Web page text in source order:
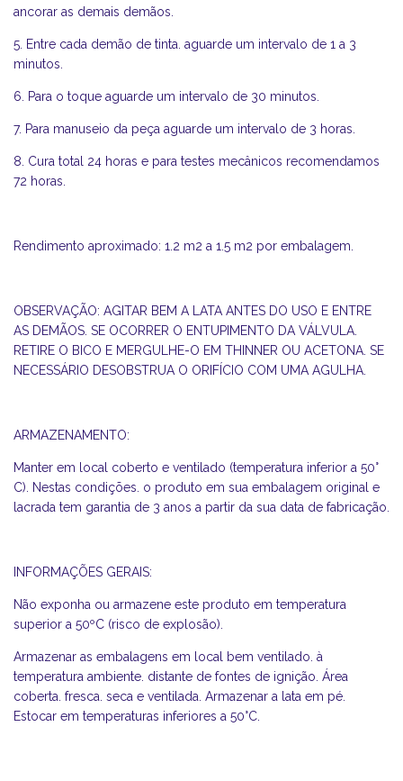
ancorar as demais demãos.
5. Entre cada demão de tinta. aguarde um intervalo de 1 a 3
minutos.
6. Para o toque aguarde um intervalo de 30 minutos.
7. Para manuseio da peça aguarde um intervalo de 3 horas.
8. Cura total 24 horas e para testes mecânicos recomendamos
72 horas.
Rendimento aproximado: 1.2 m2 a 1.5 m2 por embalagem.
OBSERVAÇÃO: AGITAR BEM A LATA ANTES DO USO E ENTRE
AS DEMÃOS. SE OCORRER O ENTUPIMENTO DA VÁLVULA.
RETIRE O BICO E MERGULHE-O EM THINNER OU ACETONA. SE
NECESSÁRIO DESOBSTRUA O ORIFÍCIO COM UMA AGULHA.
ARMAZENAMENTO:
Manter em local coberto e ventilado (temperatura inferior a 50°
C). Nestas condições. o produto em sua embalagem original e
lacrada tem garantia de 3 anos a partir da sua data de fabricação.
INFORMAÇÕES GERAIS:
Não exponha ou armazene este produto em temperatura
superior a 50ºC (risco de explosão).
Armazenar as embalagens em local bem ventilado. à
temperatura ambiente. distante de fontes de ignição. Área
coberta. fresca. seca e ventilada. Armazenar a lata em pé.
Estocar em temperaturas inferiores a 50°C.